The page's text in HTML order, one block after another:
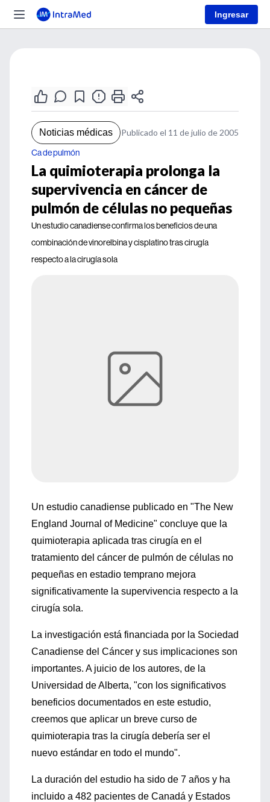
Ingresar
Noticias médicas Publicado el 11 de julio de 2005
Ca de pulmón
La quimioterapia prolonga la
supervivencia en cáncer de
pulmón de células no pequeñas
Un estudio canadiense confirma los beneficios de una
combinación de vinorelbina y cisplatino tras cirugía
respecto a la cirugía sola
Un estudio canadiense publicado en "The New
England Journal of Medicine" concluye que la
quimioterapia aplicada tras cirugía en el
tratamiento del cáncer de pulmón de células no
pequeñas en estadio temprano mejora
significativamente la supervivencia respecto a la
cirugía sola.
La investigación está financiada por la Sociedad
Canadiense del Cáncer y sus implicaciones son
importantes. A juicio de los autores, de la
Universidad de Alberta, "con los significativos
beneficios documentados en este estudio,
creemos que aplicar un breve curso de
quimioterapia tras la cirugía debería ser el
nuevo estándar en todo el mundo".
La duración del estudio ha sido de 7 años y ha
incluido a 482 pacientes de Canadá y Estados